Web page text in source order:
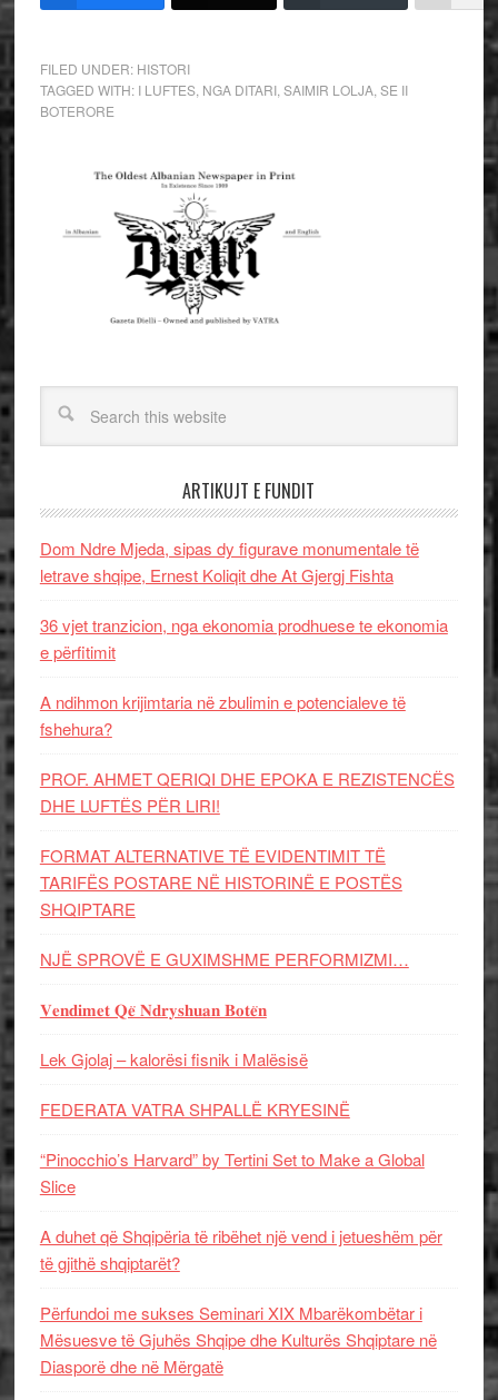
FILED UNDER: HISTORI
TAGGED WITH: I LUFTES, NGA DITARI, SAIMIR LOLJA, SE II
BOTERORE
ARTIKUJT E FUNDIT
Dom Ndre Mjeda, sipas dy figurave monumentale të
letrave shqipe, Ernest Koliqit dhe At Gjergj Fishta
36 vjet tranzicion, nga ekonomia prodhuese te ekonomia
e përfitimit
A ndihmon krijimtaria në zbulimin e potencialeve të
fshehura?
PROF. AHMET QERIQI DHE EPOKA E REZISTENCЁS
DHE LUFTЁS PЁR LIRI!
FORMAT ALTERNATIVE TË EVIDENTIMIT TË
TARIFËS POSTARE NË HISTORINË E POSTËS
SHQIPTARE
NJË SPROVË E GUXIMSHME PERFORMIZMI…
𝐕𝐞𝐧𝐝𝐢𝐦𝐞𝐭 𝐐𝐞̈ 𝐍𝐝𝐫𝐲𝐬𝐡𝐮𝐚𝐧 𝐁𝐨𝐭𝐞̈𝐧
Lek Gjolaj – kalorësi fisnik i Malësisë
FEDERATA VATRA SHPALLË KRYESINË
“Pinocchio’s Harvard” by Tertini Set to Make a Global
Slice
A duhet që Shqipëria të ribëhet një vend i jetueshëm për
të gjithë shqiptarët?
Përfundoi me sukses Seminari XIX Mbarëkombëtar i
Mësuesve të Gjuhës Shqipe dhe Kulturës Shqiptare në
Diasporë dhe në Mërgatë